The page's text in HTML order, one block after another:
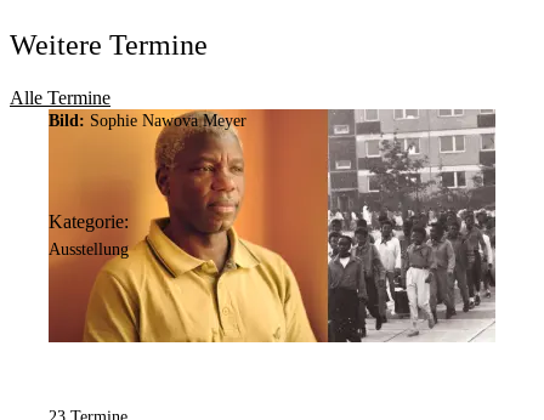
Weitere Termine
Alle Termine
Bild: Sophie Nawova Meyer
Kategorie:
Ausstellung